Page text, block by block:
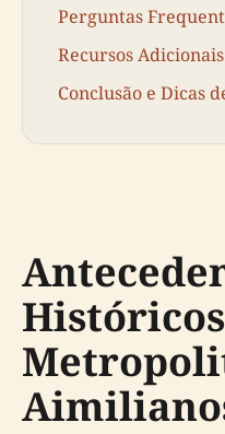
Perguntas
Recursos
Conclusão e Dicas